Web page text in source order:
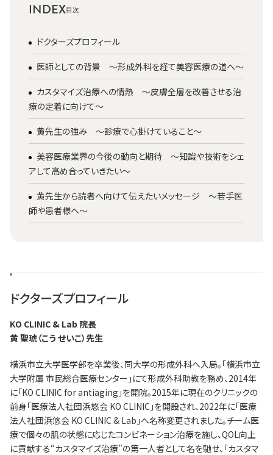
INDEX
ドクターズプロフィール
医師としての背景 ～形成外科を経て美容医療の道へ～
カスタマイズ治療への情熱 ～皮膚全層を改善させる治
療の定着に向けて～
黄先生の強み ～診療で心掛けていること～
美容医療業界の今後の動向と期待 ～知識や技術をシェ
アして高め合っていきたい～
黄先生から読者へ向けて伝えたいメッセージ ～若手医
師や患者様へ～
ドクターズプロフィール
KO CLINIC & Lab 院長
黄 聖琥（こう せいこ）先生
横浜市立大学医学部を卒業後、同大学の形成外科へ入局。「横浜市立
大学附属 市民総合医療センター」にて形成外科助教を務め、2014年
に「KO CLINIC for antiaging」を開院。2015年に現在のクリニックの
前身「医療法人社団浜悠会 KO CLINIC」を開設され、2022年に「医療
法人社団浜悠会 KO CLINIC & Lab」へ名称変更されました。チーム医
療で個々の肌の状態に応じたコンビネーション治療を施し、QOL向上
に貢献する“カスタマイズ治療”の第一人者として名を馳せ、「カスタマ